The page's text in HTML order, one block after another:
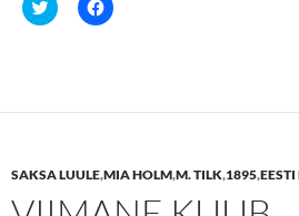
C
l
h
o
T
C
l
h
o
F
SAKSA LUULE,MIA HOLM,M. TILK,1895,